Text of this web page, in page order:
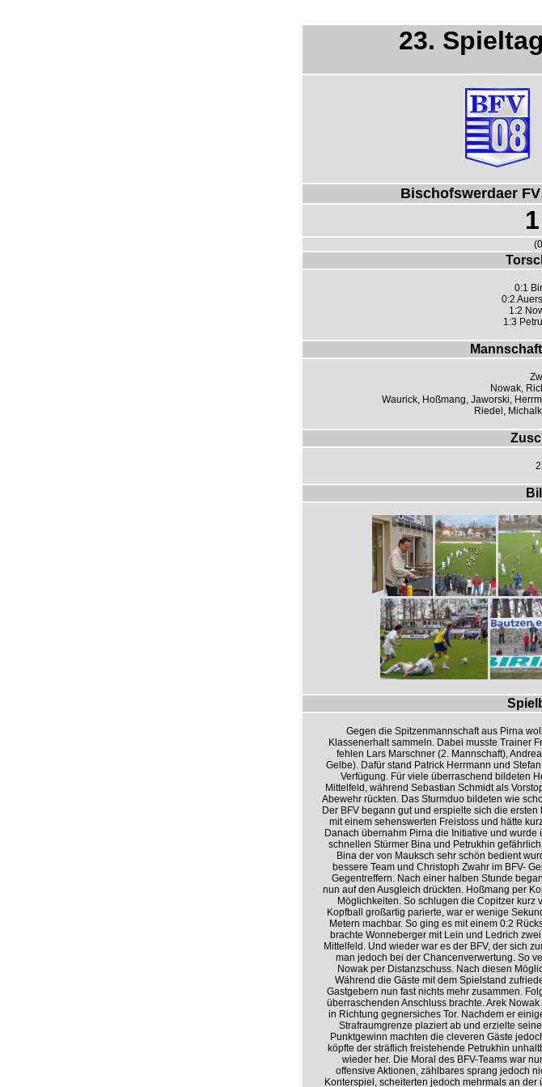
23.
Bischofswerdaer
0:1
0:2
1:2
1:3
Nowak,
Waurick, Hoßmang, Jaworski,
Riedel,
Gegen die Spitzenmannschaft aus Pirna
Klassenerhalt sammeln. Dabei musste Trainer
fehlen Lars Marschner (2. Mannschaft),
Gelbe). Dafür stand Patrick Herrmann und
Verfügung. Für viele überraschend bildeten
Mittelfeld, während Sebastian Schmidt als
Abewehr rückten. Das Sturmduo bildeten wie
Der BFV begann gut und erspielte sich die
mit einem sehenswerten Freistoss und hätte
Danach übernahm Pirna die Initiative und
schnellen Stürmer Bina und Petrukhin
Bina der von Mauksch sehr schön bedient
bessere Team und Christoph Zwahr im BFV-
Gegentreffern. Nach einer halben Stunde
nun auf den Ausgleich drückten. Hoßmang per
Möglichkeiten. So schlugen die Copitzer kurz
Kopfball großartig parierte, war er wenige
Metern machbar. So ging es mit einem 0:2
brachte Wonneberger mit Lein und Ledrich
Mittelfeld. Und wieder war es der BFV, der sich
man jedoch bei der Chancenverwertung. So
Nowak per Distanzschuss. Nach diesen
Während die Gäste mit dem Spielstand
Gastgebern nun fast nichts mehr zusammen.
überraschenden Anschluss brachte. Arek
in Richtung gegnersiches Tor. Nachdem er
Strafraumgrenze plaziert ab und erzielte
Punktgewinn machten die cleveren Gäste
köpfte der sträflich freistehende Petrukhin
wieder her. Die Moral des BFV-Teams war
offensive Aktionen, zählbares sprang jedoch
Konterspiel, scheiterten jedoch mehrmals an